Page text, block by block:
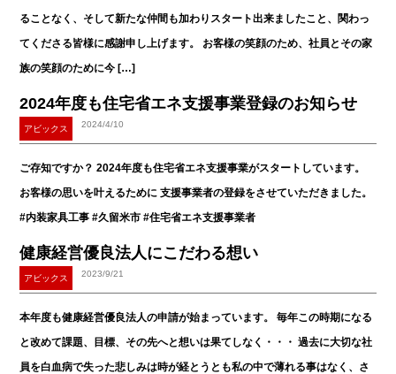
ることなく、そして新たな仲間も加わりスタート出来ましたこと、関わっ
てくださる皆様に感謝申し上げます。 お客様の笑顔のため、社員とその家
族の笑顔のために今 […]
2024年度も住宅省エネ支援事業登録のお知らせ
2024/4/10
アビックス
ご存知ですか？ 2024年度も住宅省エネ支援事業がスタートしています。
お客様の思いを叶えるために 支援事業者の登録をさせていただきました。
#内装家具工事 #久留米市 #住宅省エネ支援事業者
健康経営優良法人にこだわる想い
2023/9/21
アビックス
本年度も健康経営優良法人の申請が始まっています。 毎年この時期になる
と改めて課題、目標、その先へと想いは果てしなく・・・ 過去に大切な社
員を白血病で失った悲しみは時が経とうとも私の中で薄れる事はなく、さ